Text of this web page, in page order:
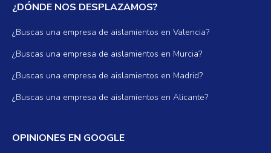
¿DÓNDE NOS DESPLAZAMOS?
¿Buscas una empresa de aislamientos en Valencia?
¿Buscas una empresa de aislamientos en Murcia?
¿Buscas una empresa de aislamientos en Madrid?
¿Buscas una empresa de aislamientos en Alicante?
OPINIONES EN GOOGLE